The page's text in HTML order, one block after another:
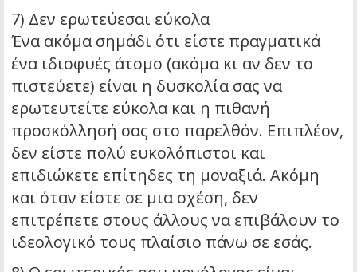
7) Δεν ερωτεύεσαι εύκολα
Ένα ακόμα σημάδι ότι είστε πραγματικά
ένα ιδιοφυές άτομο (ακόμα κι αν δεν το
πιστεύετε) είναι η δυσκολία σας να
ερωτευτείτε εύκολα και η πιθανή
προσκόλλησή σας στο παρελθόν. Επιπλέον,
δεν είστε πολύ ευκολόπιστοι και
επιδιώκετε επίτηδες τη μοναξιά. Ακόμη
και όταν είστε σε μια σχέση, δεν
επιτρέπετε στους άλλους να επιβάλουν το
ιδεολογικό τους πλαίσιο πάνω σε εσάς.